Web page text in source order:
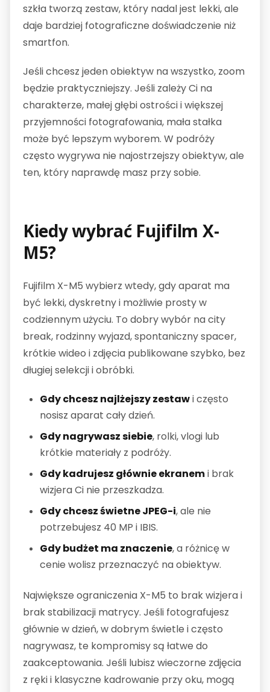
szkła tworzą zestaw, który nadal jest lekki, ale
daje bardziej fotograficzne doświadczenie niż
smartfon.
Jeśli chcesz jeden obiektyw na wszystko, zoom
będzie praktyczniejszy. Jeśli zależy Ci na
charakterze, małej głębi ostrości i większej
przyjemności fotografowania, mała stałka
może być lepszym wyborem. W podróży
często wygrywa nie najostrzejszy obiektyw, ale
ten, który naprawdę masz przy sobie.
Kiedy wybrać Fujifilm X-
M5?
Fujifilm X-M5 wybierz wtedy, gdy aparat ma
być lekki, dyskretny i możliwie prosty w
codziennym użyciu. To dobry wybór na city
break, rodzinny wyjazd, spontaniczny spacer,
krótkie wideo i zdjęcia publikowane szybko, bez
długiej selekcji i obróbki.
Gdy chcesz najlżejszy zestawi często
nosisz aparat cały dzień.
Gdy nagrywasz siebie, rolki, vlogi lub
krótkie materiały z podróży.
Gdy kadrujesz głównie ekranemi brak
wizjera Ci nie przeszkadza.
Gdy chcesz świetne JPEG-i, ale nie
potrzebujesz 40 MP i IBIS.
Gdy budżet ma znaczenie, a różnicę w
cenie wolisz przeznaczyć na obiektyw.
Największe ograniczenia X-M5 to brak wizjera i
brak stabilizacji matrycy. Jeśli fotografujesz
głównie w dzień, w dobrym świetle i często
nagrywasz, te kompromisy są łatwe do
zaakceptowania. Jeśli lubisz wieczorne zdjęcia
z ręki i klasyczne kadrowanie przy oku, mogą